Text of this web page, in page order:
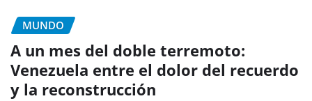
MUNDO
A un mes del doble terremoto:
Venezuela entre el dolor del recuerdo
y la reconstrucción